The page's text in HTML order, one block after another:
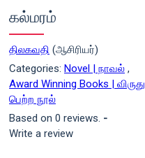
கல்மரம்
திலகவதி (ஆசிரியர்)
Categories: Novel | நாவல் ,
Award Winning Books | விருது
பெற்ற நூல்
Based on 0 reviews. -
Write a review